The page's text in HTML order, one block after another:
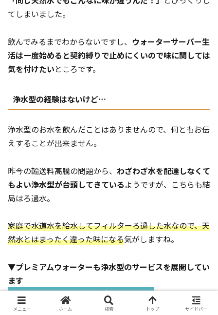
てしまいました。
飲んでみるまでわからないですし、 ウォーターサーバー生
活は一度始めると契約縛りで止めにくいので味に関しては
気を付けたいところです。
浄水型の経験はないけど…
浄水型のお水を飲んだことはありませんので、何ともお伝
えすることが出来ません。
昨今の輸送料高騰の問題から、 わざわざ水を配達しなくて
もよい浄水型が台頭してきているようですが、こちらも結
局はろ過水。
家庭で水道水を給水してフィルターろ過した水なので、天
然水とはまったく違った味になる気がしますね。
▼プレミアムウォーターも浄水型のサービスを展開してい
ます
メニュー ホーム 検索 トップ サイドバー